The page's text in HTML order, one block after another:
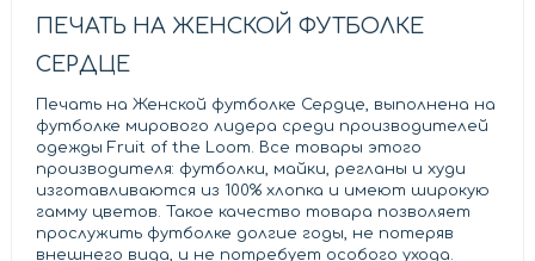
ПЕЧАТЬ НА ЖЕНСКОЙ ФУТБОЛКЕ
СЕРДЦЕ
Печать на Женской футболке Сердце, выполнена на
футболке мирового лидера среди производителей
одежды Fruit of the Loom. Все товары этого
производителя: футболки, майки, регланы и худи
изготавливаются из 100% хлопка и имеют широкую
гамму цветов. Такое качество товара позволяет
прослужить футболке долгие годы, не потеряв
внешнего вида, и не потребует особого ухода.